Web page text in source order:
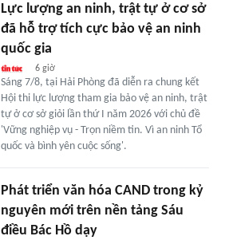
Lực lượng an ninh, trật tự ở cơ sở
đã hỗ trợ tích cực bảo vệ an ninh
quốc gia
6 giờ
Sáng 7/8, tại Hải Phòng đã diễn ra chung kết
Hội thi lực lượng tham gia bảo vệ an ninh, trật
tự ở cơ sở giỏi lần thứ I năm 2026 với chủ đề
'Vững nghiệp vụ - Trọn niềm tin. Vì an ninh Tổ
quốc và bình yên cuộc sống'.
Phát triển văn hóa CAND trong kỷ
nguyên mới trên nền tảng Sáu
điều Bác Hồ dạy